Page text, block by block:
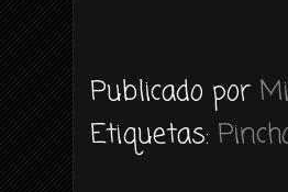
Publicado por
Etiquetas: